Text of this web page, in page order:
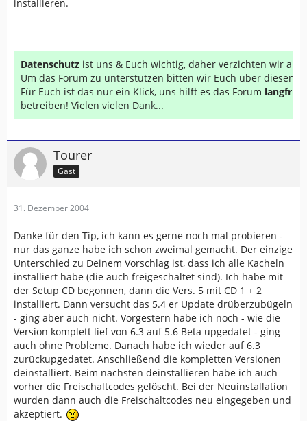
installieren.
Datenschutz ist uns & Euch wichtig, daher verzichten wir auf
Um das Forum zu unterstützen bitten wir Euch über diesen
Für Euch ist das nur ein Klick, uns hilft es das Forum
betreiben! Vielen vielen Dank...
Tourer
Gast
31. Dezember 2004
Danke für den Tip, ich kann es gerne noch mal probieren -
nur das ganze habe ich schon zweimal gemacht. Der einzige
Unterschied zu Deinem Vorschlag ist, dass ich alle Kacheln
installiert habe (die auch freigeschaltet sind). Ich habe mit
der Setup CD begonnen, dann die Vers. 5 mit CD 1 + 2
installiert. Dann versucht das 5.4 er Update drüberzubügeln
- ging aber auch nicht. Vorgestern habe ich noch - wie die
Version komplett lief von 6.3 auf 5.6 Beta upgedatet - ging
auch ohne Probleme. Danach habe ich wieder auf 6.3
zurückupgedatet. Anschließend die kompletten Versionen
deinstalliert. Beim nächsten deinstallieren habe ich auch
vorher die Freischaltcodes gelöscht. Bei der Neuinstallation
wurden dann auch die Freischaltcodes neu eingegeben und
akzeptiert.